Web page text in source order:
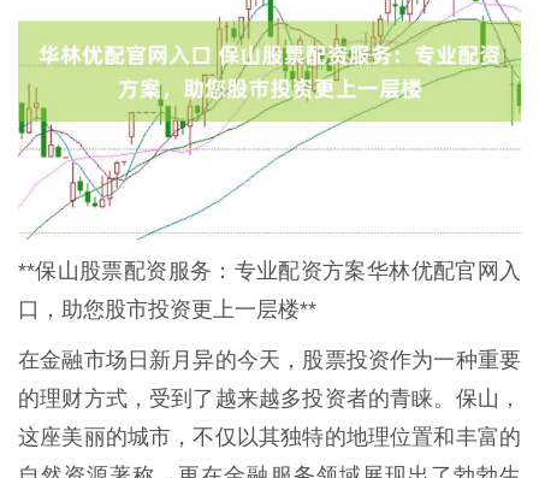
**保山股票配资服务：专业配资方案华林优配官网入
口，助您股市投资更上一层楼**
在金融市场日新月异的今天，股票投资作为一种重要
的理财方式，受到了越来越多投资者的青睐。保山，
这座美丽的城市，不仅以其独特的地理位置和丰富的